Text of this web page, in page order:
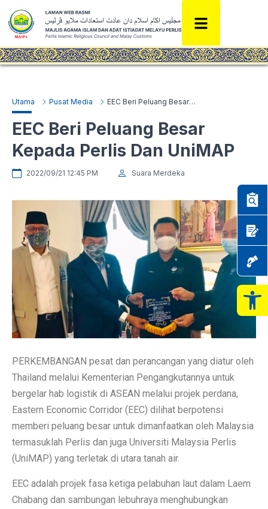
Utama Pusat Media EEC Beri Peluang Besar Kepada Perlis Dan UniMAP
EEC Beri Peluang Besar
Kepada Perlis Dan UniMAP
2022/09/21 12:45 PM Suara Merdeka
PERKEMBANGAN pesat dan perancangan yang diatur oleh
Thailand melalui Kementerian Pengangkutannya untuk
bergelar hab logistik di ASEAN melalui projek perdana,
Eastern Economic Corridor (EEC) dilihat berpotensi
memberi peluang besar untuk dimanfaatkan oleh Malaysia
termasuklah Perlis dan juga Universiti Malaysia Perlis
(UniMAP) yang terletak di utara tanah air.
EEC adalah projek fasa ketiga pelabuhan laut dalam Laem
Chabang dan sambungan lebuhraya menghubungkan